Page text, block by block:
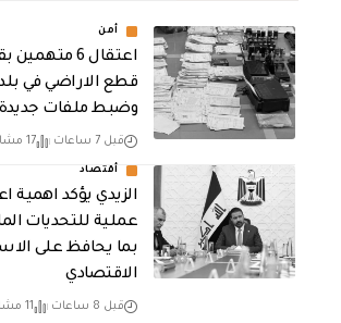
أمن
اعتقال 6
قطع الاراضي في
وضبط ملفات جديدة
قبل 7 ساعات 17 مشاهدات
أقتصاد
الزيدي يؤكد اهمية
عملية للتحديات
بما يحافظ على
الاقتصادي
قبل 8 ساعات 11 مشاهدات